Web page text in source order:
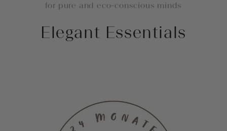
for pure and eco-conscious minds
Elegant Essentials